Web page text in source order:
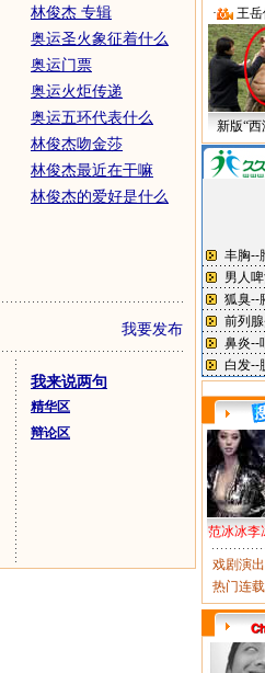
林俊杰 专辑
奥运圣火象征着什么
奥运门票
奥运火炬传递
奥运五环代表什么
林俊杰吻金莎
林俊杰最近在干嘛
林俊杰的爱好是什么
我要发布
我来说两句
精华区
辩论区
·
王
新版“西
范冰冰李
戏剧演出
热门连载